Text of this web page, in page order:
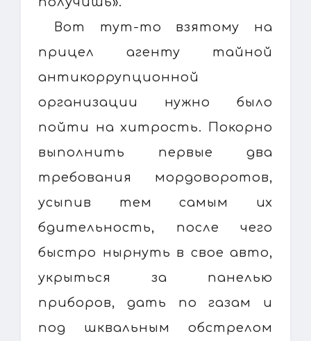
Вот тут-то взятому на
прицел агенту тайной
антикоррупционной
организации нужно было
пойти на хитрость. Покорно
выполнить первые два
требования мордоворотов,
усыпив тем самым их
бдительность, после чего
быстро нырнуть в свое авто,
укрыться за панелью
приборов, дать по газам и
под шквальным обстрелом